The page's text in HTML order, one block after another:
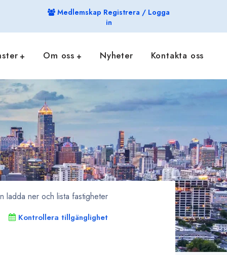
Medlemskap Registrera / Logga
in
Om oss Nyheter Kontakta oss
ladda ner och lista fastigheter
Kontrollera tillgänglighet